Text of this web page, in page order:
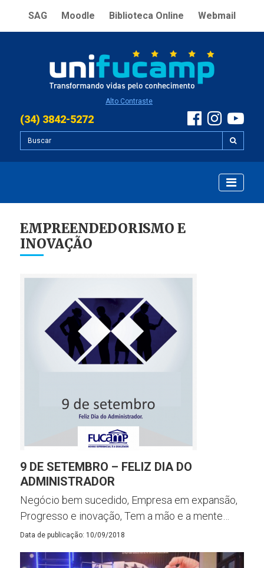
SAG Moodle Biblioteca Online Webmail
Alto Contraste
(34) 3842-5272
EMPREENDEDORISMO E
INOVAÇÃO
9 DE SETEMBRO – FELIZ DIA DO
ADMINISTRADOR
Negócio bem sucedido, Empresa em expansão,
Progresso e inovação, Tem a mão e a mente…
Data de publicação: 10/09/2018